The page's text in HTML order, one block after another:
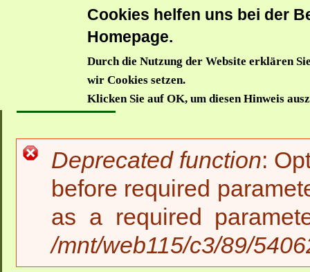
Cookies helfen uns bei der
Homepage.
Durch die Nutzung der Website erklären
wir Cookies setzen.
Klicken Sie auf OK, um diesen Hinweis
Trägerverein Waldkindergarten
Startseite >> Datenschutz
Fehlermeldung
Deprecated function:
before required
as a required
/mnt/web115/c3/89/